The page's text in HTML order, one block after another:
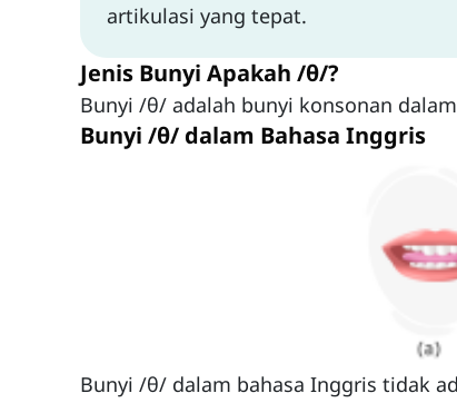
artikulasi yang tepat.
Jenis Bunyi Apakah /θ/?
Bunyi /θ/ adalah bunyi konsonan
Bunyi /θ/ dalam Bahasa Inggris
Bunyi /θ/ dalam bahasa Inggris tidak